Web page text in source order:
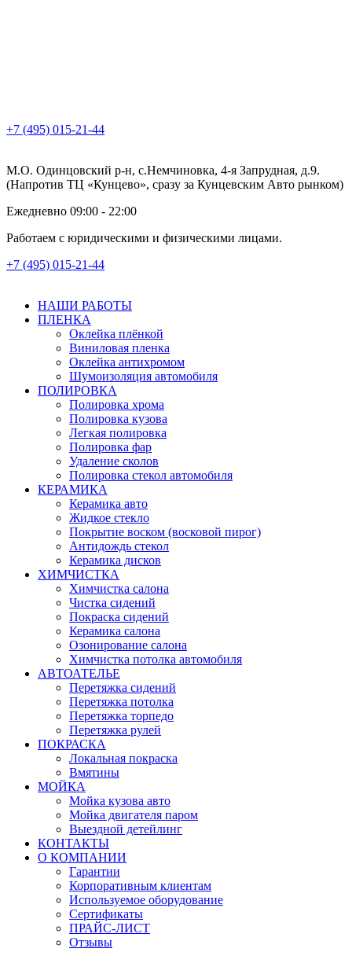
+7 (495) 015-21-44
М.О. Одинцовский р-н, с.Немчиновка, 4-я Запрудная, д.9.
(Напротив ТЦ «Кунцево», сразу за Кунцевским Авто рынком)
Ежедневно 09:00 - 22:00
Работаем с юридическими и физическими лицами.
+7 (495) 015-21-44
НАШИ РАБОТЫ
ПЛЕНКА
Оклейка плёнкой
Виниловая пленка
Оклейка антихромом
Шумоизоляция автомобиля
ПОЛИРОВКА
Полировка хрома
Полировка кузова
Легкая полировка
Полировка фар
Удаление сколов
Полировка стекол автомобиля
КЕРАМИКА
Керамика авто
Жидкое стекло
Покрытие воском (восковой пирог)
Антидождь стекол
Керамика дисков
ХИМЧИСТКА
Химчистка салона
Чистка сидений
Покраска сидений
Керамика салона
Озонирование салона
Химчистка потолка автомобиля
АВТОАТЕЛЬЕ
Перетяжка сидений
Перетяжка потолка
Перетяжка торпедо
Перетяжка рулей
ПОКРАСКА
Локальная покраска
Вмятины
МОЙКА
Мойка кузова авто
Мойка двигателя паром
Выездной детейлинг
КОНТАКТЫ
О КОМПАНИИ
Гарантии
Корпоративным клиентам
Используемое оборудование
Сертификаты
ПРАЙС-ЛИСТ
Отзывы